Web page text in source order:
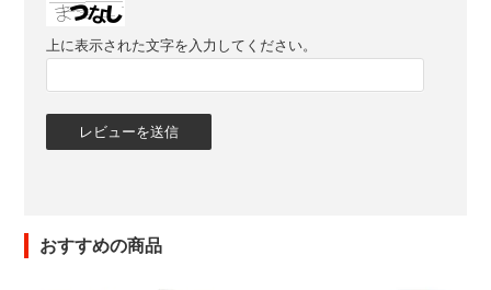
上に表示された文字を入力してください。
おすすめの商品